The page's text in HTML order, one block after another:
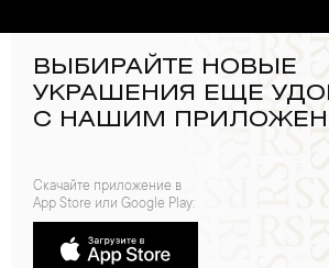
ВЫБИРАЙТЕ НОВЫЕ
УКРАШЕНИЯ ЕЩЕ
С НАШИМ
Скачайте приложение в
App Store или Google Play: